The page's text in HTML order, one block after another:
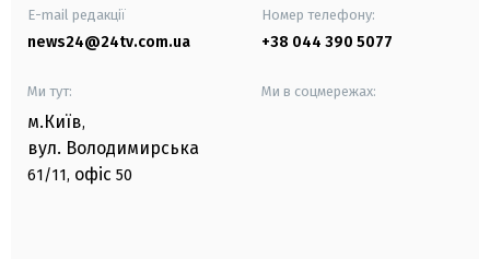
E-mail редакції
news24@24tv.com.ua
Номер телефону:
+38 044 390 5077
Ми тут:
м.Київ,
вул. Володимирська
61/11, офіс 50
Ми в соцмережах: